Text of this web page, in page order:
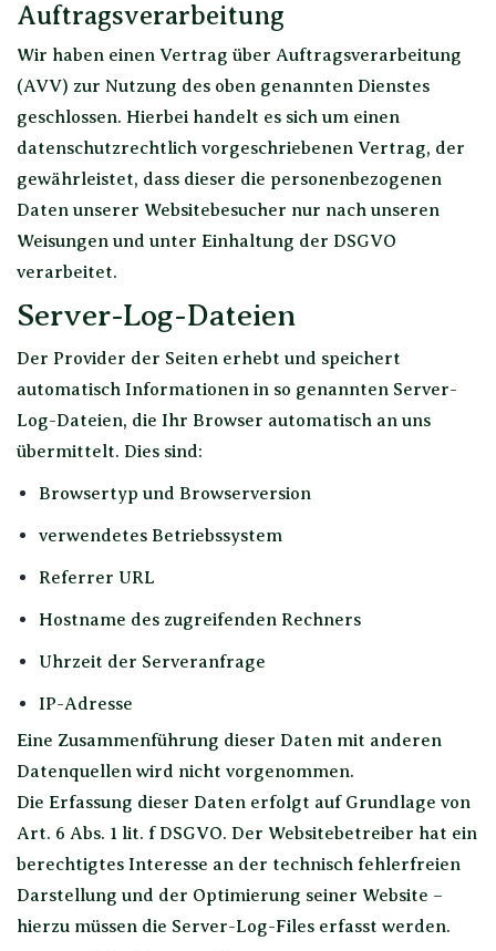
Auftragsverarbeitung
Wir haben einen Vertrag über Auftragsverarbeitung
(AVV) zur Nutzung des oben genannten Dienstes
geschlossen. Hierbei handelt es sich um einen
datenschutzrechtlich vorgeschriebenen Vertrag, der
gewährleistet, dass dieser die personenbezogenen
Daten unserer Websitebesucher nur nach unseren
Weisungen und unter Einhaltung der DSGVO
verarbeitet.
Server-Log-Dateien
Der Provider der Seiten erhebt und speichert
automatisch Informationen in so genannten Server-
Log-Dateien, die Ihr Browser automatisch an uns
übermittelt. Dies sind:
Browsertyp und Browserversion
verwendetes Betriebssystem
Referrer URL
Hostname des zugreifenden Rechners
Uhrzeit der Serveranfrage
IP-Adresse
Eine Zusammenführung dieser Daten mit anderen
Datenquellen wird nicht vorgenommen.
Die Erfassung dieser Daten erfolgt auf Grundlage von
Art. 6 Abs. 1 lit. f DSGVO. Der Websitebetreiber hat ein
berechtigtes Interesse an der technisch fehlerfreien
Darstellung und der Optimierung seiner Website –
hierzu müssen die Server-Log-Files erfasst werden.